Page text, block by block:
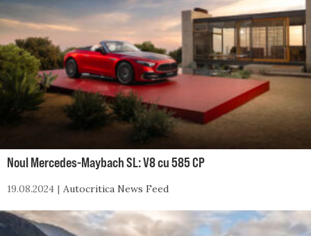
Noul Mercedes-Maybach SL: V8 cu 585 CP
19.08.2024 Autocritica News Feed